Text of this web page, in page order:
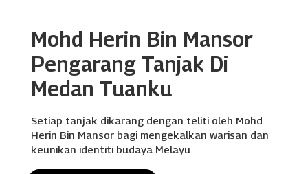
Mohd Herin Bin Mansor
Pengarang Tanjak Di
Medan Tuanku
Setiap tanjak dikarang dengan teliti oleh Mohd
Herin Bin Mansor bagi mengekalkan warisan dan
keunikan identiti budaya Melayu